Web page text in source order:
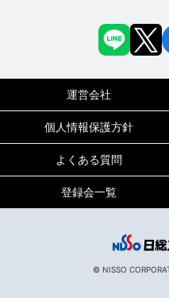
運営会社
個人情報保護方針
よくある質問
登録会一覧
© NISSO